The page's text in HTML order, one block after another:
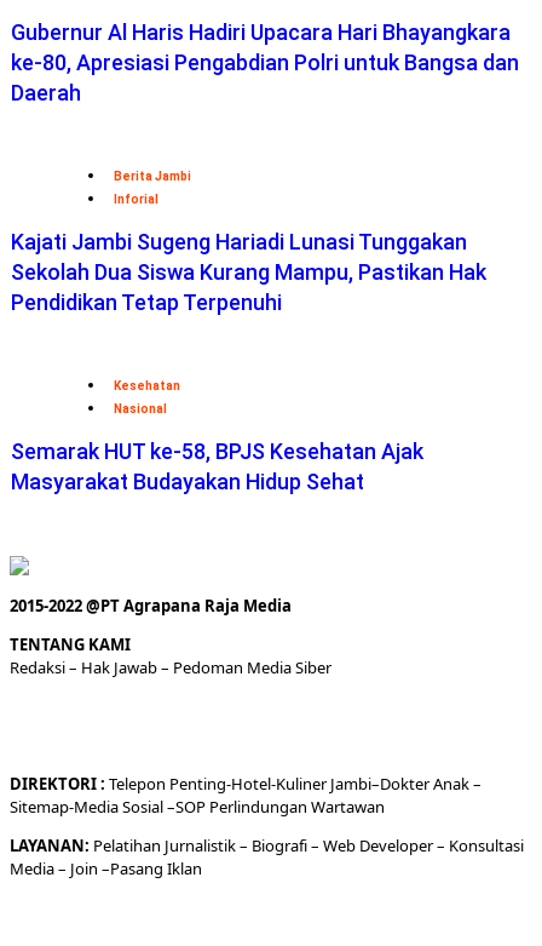
Gubernur Al Haris Hadiri Upacara Hari Bhayangkara
ke-80, Apresiasi Pengabdian Polri untuk Bangsa dan
Daerah
Berita Jambi
Inforial
Kajati Jambi Sugeng Hariadi Lunasi Tunggakan
Sekolah Dua Siswa Kurang Mampu, Pastikan Hak
Pendidikan Tetap Terpenuhi
Kesehatan
Nasional
Semarak HUT ke-58, BPJS Kesehatan Ajak
Masyarakat Budayakan Hidup Sehat
2015-2022 @PT Agrapana Raja Media
TENTANG KAMI
Redaksi– Hak Jawab – Pedoman Media Siber
DIREKTORI: Telepon Penting-Hotel-KulinerJambi–DokterAnak –
Sitemap-Media Sosial –SOP Perlindungan Wartawan
LAYANAN: Pelatihan Jurnalistik – Biografi– Web Developer– Konsultasi
Media– Join –Pasang Iklan